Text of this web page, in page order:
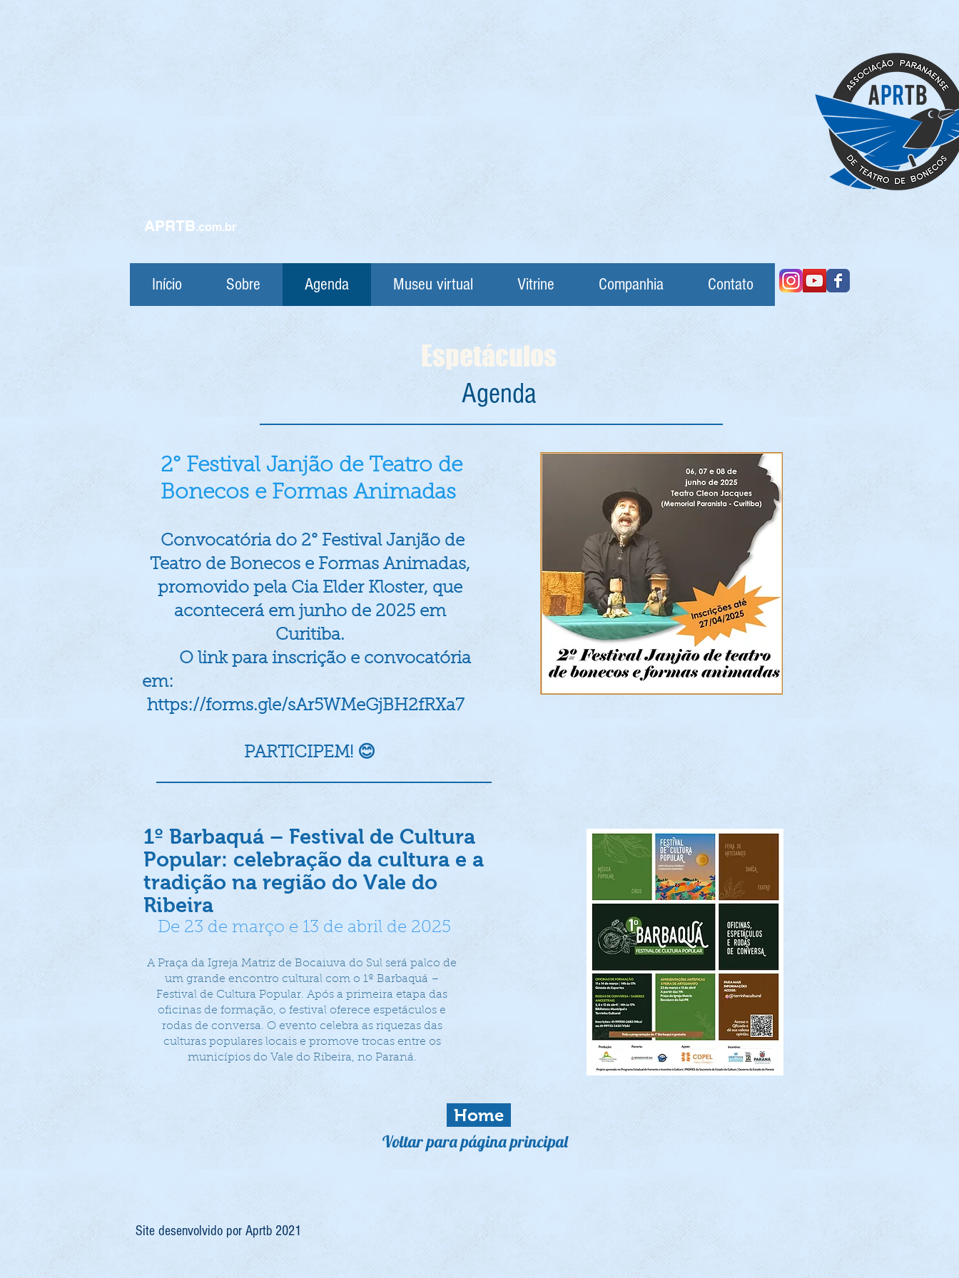
APRTB.com.br
Início Sobre Agenda Museu virtual Vitrine Companhia Contato
Espetáculos
Agenda
2° Festival Janjão de Teatro de
Bonecos e Formas Animadas
Convocatória do 2° Festival Janjão de
Teatro de Bonecos e Formas Animadas,
promovido pela Cia Elder Kloster, que
acontecerá em junho de 2025 em
Curitiba.
O link para inscrição e convocatória
em:
https://forms.gle/sAr5WMeGjBH2fRXa7
PARTICIPEM! 😊
1º Barbaquá – Festival de Cultura
Popular: celebração da cultura e a
tradição na região do Vale do
Ribeira
De 23 de março e 13 de abril de 2025
A Praça da Igreja Matriz de Bocaiuva do Sul será palco de
um grande encontro cultural com o 1º Barbaquá –
Festival de Cultura Popular. Após a primeira etapa das
oficinas de formação, o festival oferece espetáculos e
rodas de conversa. O evento celebra as riquezas das
culturas populares locais e promove trocas entre os
municípios do Vale do Ribeira, no Paraná.
Home
Voltar para página principal
Site desenvolvido por Aprtb 2021